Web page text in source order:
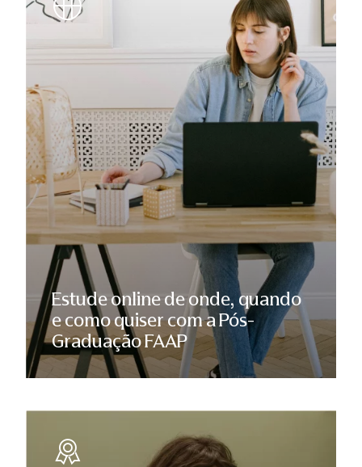
Estude online de onde, quando
e como quiser com a Pós-
Graduação FAAP